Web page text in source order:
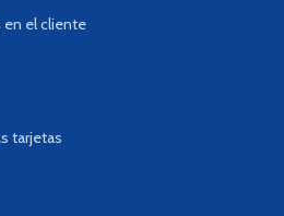
el cliente
tarjetas